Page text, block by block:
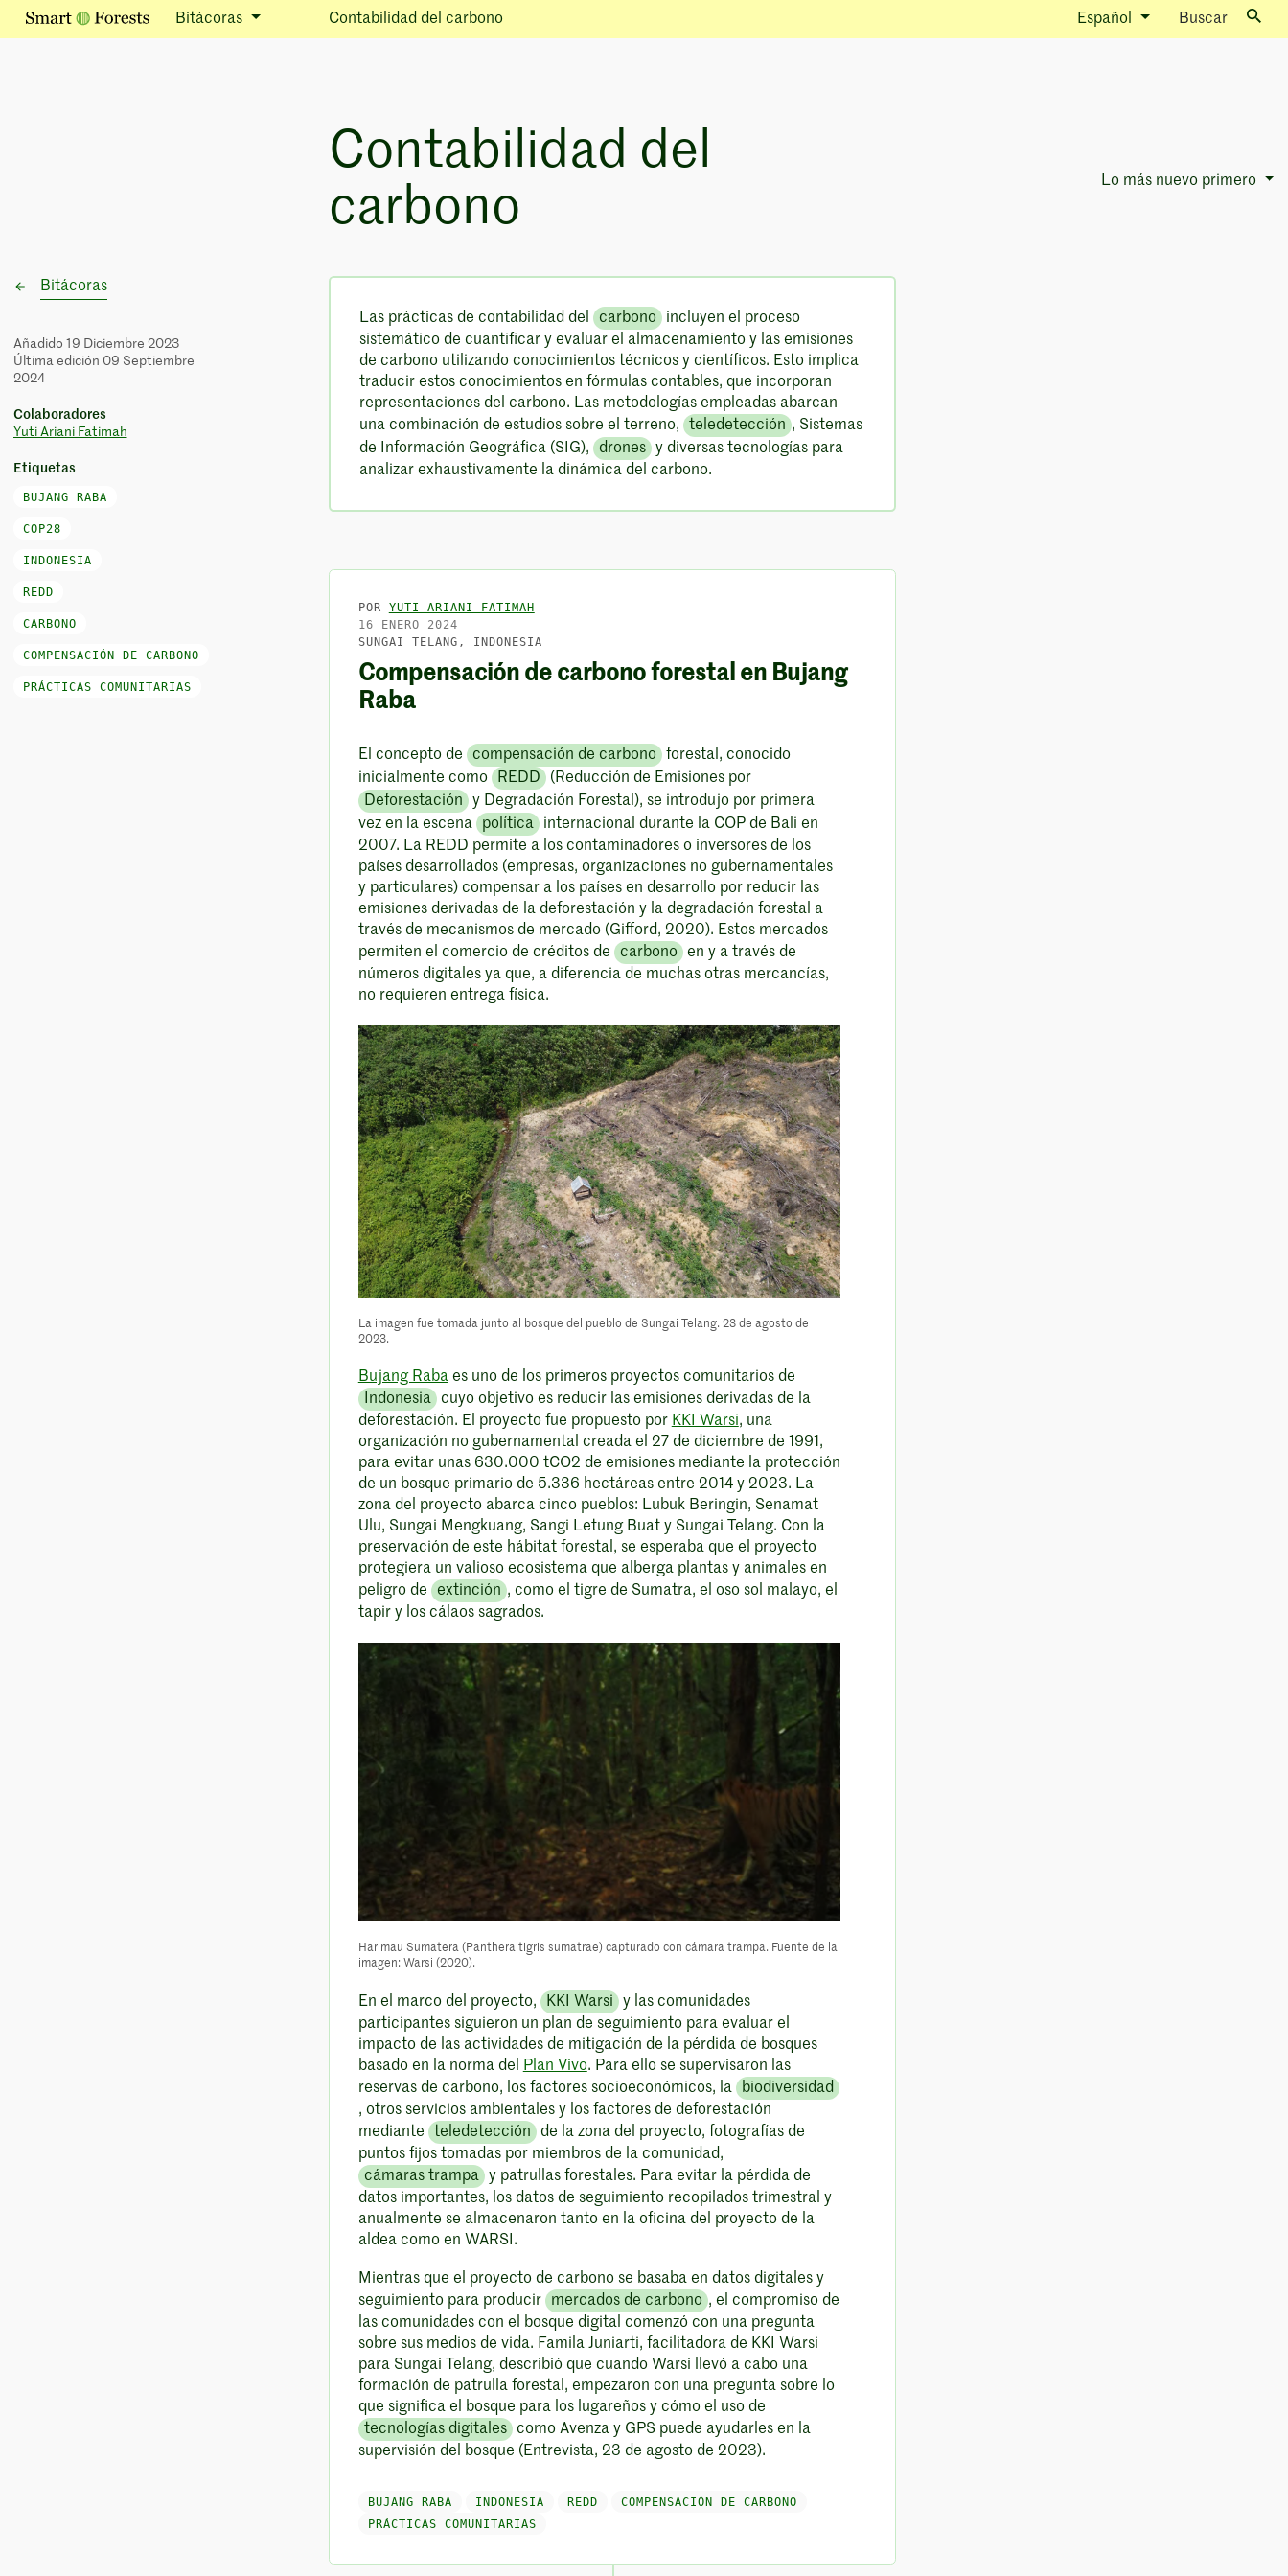
Bitácoras Contabilidad del carbono Español Buscar
Lo más nuevo primero
Contabilidad del
carbono
Bitácoras
Añadido 19 Diciembre 2023
Última edición 09 Septiembre
2024
Colaboradores
Yuti Ariani Fatimah
Etiquetas
BUJANG RABA
COP28
INDONESIA
REDD
CARBONO
COMPENSACIÓN DE CARBONO
PRÁCTICAS COMUNITARIAS
Las prácticas de contabilidad del carbono incluyen el proceso
sistemático de cuantificar y evaluar el almacenamiento y las emisiones
de carbono utilizando conocimientos técnicos y científicos. Esto implica
traducir estos conocimientos en fórmulas contables, que incorporan
representaciones del carbono. Las metodologías empleadas abarcan
una combinación de estudios sobre el terreno,
teledetección , Sistemas
de Información Geográfica (SIG),
drones y diversas tecnologías para
analizar exhaustivamente la dinámica del carbono.
POR YUTI ARIANI FATIMAH
16 ENERO 2024
SUNGAI TELANG, INDONESIA
Compensación de carbono forestal en Bujang
Raba
El concepto de compensación de carbono forestal, conocido
inicialmente como
REDD (Reducción de Emisiones por
Deforestación y Degradación Forestal), se introdujo por primera
vez en la escena
política internacional durante la COP de Bali en
2007. La REDD permite a los contaminadores o inversores de los
países desarrollados (empresas, organizaciones no gubernamentales
y particulares) compensar a los países en desarrollo por reducir las
emisiones derivadas de la deforestación y la degradación forestal a
través de mecanismos de mercado (Gifford, 2020). Estos mercados
permiten el comercio de créditos de
carbono en y a través de
números digitales ya que, a diferencia de muchas otras mercancías,
no requieren entrega física.
La imagen fue tomada junto al bosque del pueblo de Sungai Telang. 23 de agosto de
2023.
Bujang Rabaes uno de los primeros proyectos comunitarios de
Indonesia cuyo objetivo es reducir las emisiones derivadas de la
deforestación. El proyecto fue propuesto por KKI Warsi, una
organización no gubernamental creada el 27 de diciembre de 1991,
para evitar unas 630.000 tCO2 de emisiones mediante la protección
de un bosque primario de 5.336 hectáreas entre 2014 y 2023. La
zona del proyecto abarca cinco pueblos: Lubuk Beringin, Senamat
Ulu, Sungai Mengkuang, Sangi Letung Buat y Sungai Telang. Con la
preservación de este hábitat forestal, se esperaba que el proyecto
protegiera un valioso ecosistema que alberga plantas y animales en
peligro de
extinción , como el tigre de Sumatra, el oso sol malayo, el
tapir y los cálaos sagrados.
Harimau Sumatera (Panthera tigris sumatrae) capturado con cámara trampa. Fuente de la
imagen: Warsi (2020).
En el marco del proyecto, KKI Warsi y las comunidades
participantes siguieron un plan de seguimiento para evaluar el
impacto de las actividades de mitigación de la pérdida de bosques
basado en la norma del Plan Vivo. Para ello se supervisaron las
reservas de carbono, los factores socioeconómicos, la
biodiversidad
, otros servicios ambientales y los factores de deforestación
mediante
teledetección de la zona del proyecto, fotografías de
puntos fijos tomadas por miembros de la comunidad,
cámaras trampa y patrullas forestales. Para evitar la pérdida de
datos importantes, los datos de seguimiento recopilados trimestral y
anualmente se almacenaron tanto en la oficina del proyecto de la
aldea como en WARSI.
Mientras que el proyecto de carbono se basaba en datos digitales y
seguimiento para producir
mercados de carbono , el compromiso de
las comunidades con el bosque digital comenzó con una pregunta
sobre sus medios de vida. Famila Juniarti, facilitadora de KKI Warsi
para Sungai Telang, describió que cuando Warsi llevó a cabo una
formación de patrulla forestal, empezaron con una pregunta sobre lo
que significa el bosque para los lugareños y cómo el uso de
tecnologías digitales como Avenza y GPS puede ayudarles en la
supervisión del bosque (Entrevista, 23 de agosto de 2023).
BUJANG RABA INDONESIA REDD
COMPENSACIÓN DE CARBONO
PRÁCTICAS COMUNITARIAS